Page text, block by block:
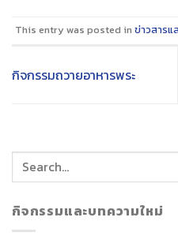
กิจกรรมและบทความใหม่
This entry was posted in ข่าวสารแ
กิจกรรมถวายอาหารพระ